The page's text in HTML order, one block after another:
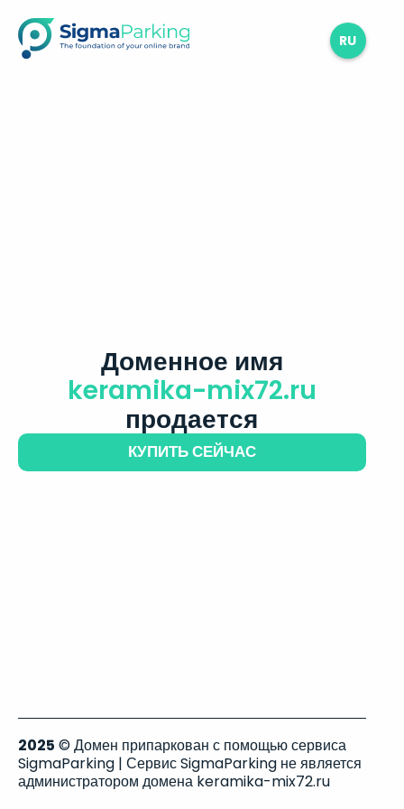
RU
Доменное имя
keramika-mix72.ru
продается
КУПИТЬ СЕЙЧАС
2025 © Домен припаркован с помощью сервиса
SigmaParking | Сервис SigmaParking не является
администратором домена keramika-mix72.ru